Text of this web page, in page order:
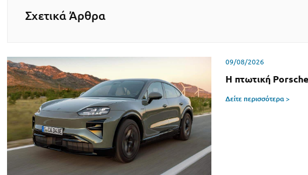
Σχετικά Άρθρα
09/08/2026
Η πτωτική
Δείτε περισσότερα >